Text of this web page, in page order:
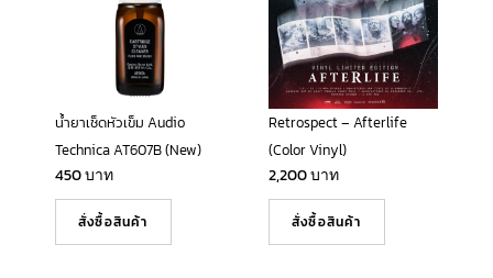
น้ำยาเช็ดหัวเข็ม Audio
Technica AT607B (New)
450บาท
สั่งซื้อสินค้า
Retrospect – Afterlife
(Color Vinyl)
2,200บาท
สั่งซื้อสินค้า